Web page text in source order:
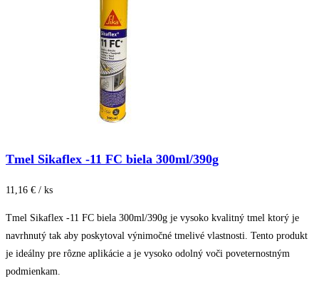
Tmel Sikaflex -11 FC biela 300ml/390g
11,16 € / ks
Tmel Sikaflex -11 FC biela 300ml/390g je vysoko kvalitný tmel ktorý je
navrhnutý tak aby poskytoval výnimočné tmelivé vlastnosti. Tento produkt
je ideálny pre rôzne aplikácie a je vysoko odolný voči poveternostným
podmienkam.